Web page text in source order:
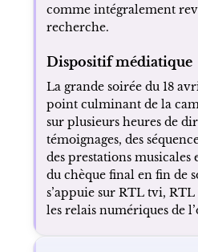
comme intégralement
recherche.
Dispositif médiatique
La grande soirée du 18
point culminant de la
sur plusieurs heures de
témoignages, des
des prestations
du chèque final en fin de
s’appuie sur RTL tvi,
les relais numériques de